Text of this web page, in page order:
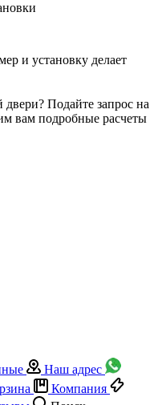
и установку делает
двери? Подайте запрос на
вам подробные расчеты
Наш адрес
Компания